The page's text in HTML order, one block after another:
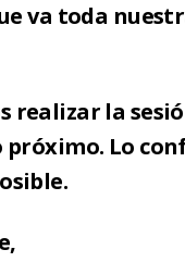
va toda
realizar la
próximo. Lo